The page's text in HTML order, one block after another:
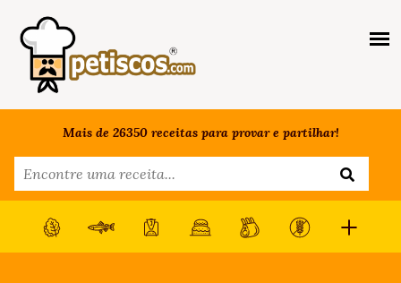
Mais de 26350 receitas para provar e partilhar!